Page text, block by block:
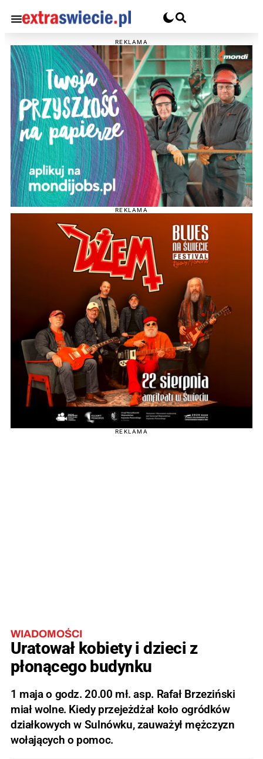
REKLAMA
REKLAMA
REKLAMA
WIADOMOŚCI
Uratował kobiety i dzieci z
płonącego budynku
1 maja o godz. 20.00 mł. asp. Rafał Brzeziński
miał wolne. Kiedy przejeżdżał koło ogródków
działkowych w Sulnówku, zauważył mężczyzn
wołających o pomoc.